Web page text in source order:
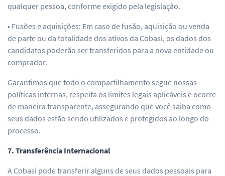
qualquer pessoa, conforme exigido pela legislação.
• Fusões e aquisições: Em caso de fusão, aquisição ou venda
de parte ou da totalidade dos ativos da Cobasi, os dados dos
candidatos poderão ser transferidos para a nova entidade ou
comprador.
Garantimos que todo o compartilhamento segue nossas
políticas internas, respeita os limites legais aplicáveis e ocorre
de maneira transparente, assegurando que você saiba como
seus dados estão sendo utilizados e protegidos ao longo do
processo.
7. Transferência Internacional
A Cobasi pode transferir alguns de seus dados pessoais para